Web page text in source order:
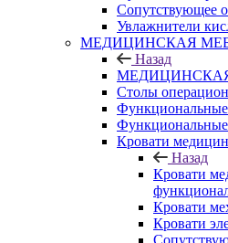
Сопутствующее
Увлажнители
МЕДИЦИНСКАЯ
Назад
Столы
Функциональные
Кровати
Назад
Кровати
Кровати
Кровати